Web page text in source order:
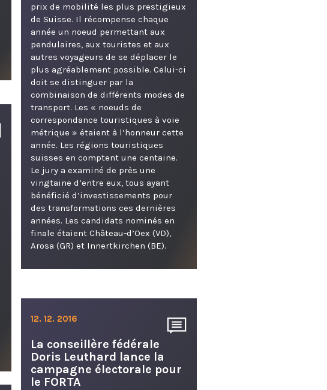
prix de mobilité les plus prestigieux
de Suisse. Il récompense chaque
année un noeud permettant aux
pendulaires, aux touristes et aux
autres voyageurs de se déplacer le
plus agréablement possible. Celui-ci
doit se distinguer par la
combinaison de différents modes de
transport. Les « noeuds de
correspondance touristiques à voie
métrique » étaient à l’honneur cette
année. Les régions touristiques
suisses en comptent une centaine.
Le jury a examiné de près une
vingtaine d’entre eux, tous ayant
bénéficié d’investissements pour
des transformations ces dernières
années. Les candidats nominés en
finale étaient Château-d’Oex (VD),
Arosa (GR) et Innertkirchen (BE).
12. 12. 2016
La conseillère fédérale
Doris Leuthard lance la
campagne électorale pour
le FORTA